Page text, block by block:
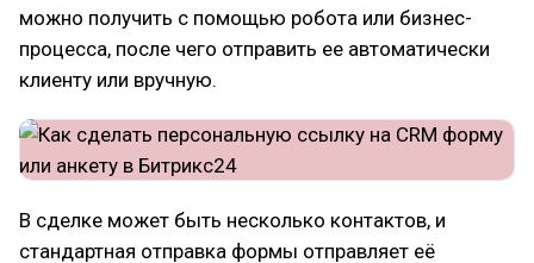
можно получить с помощью робота или бизнес-
процесса, после чего отправить ее автоматически
клиенту или вручную.
В сделке может быть несколько контактов, и
стандартная отправка формы отправляет её